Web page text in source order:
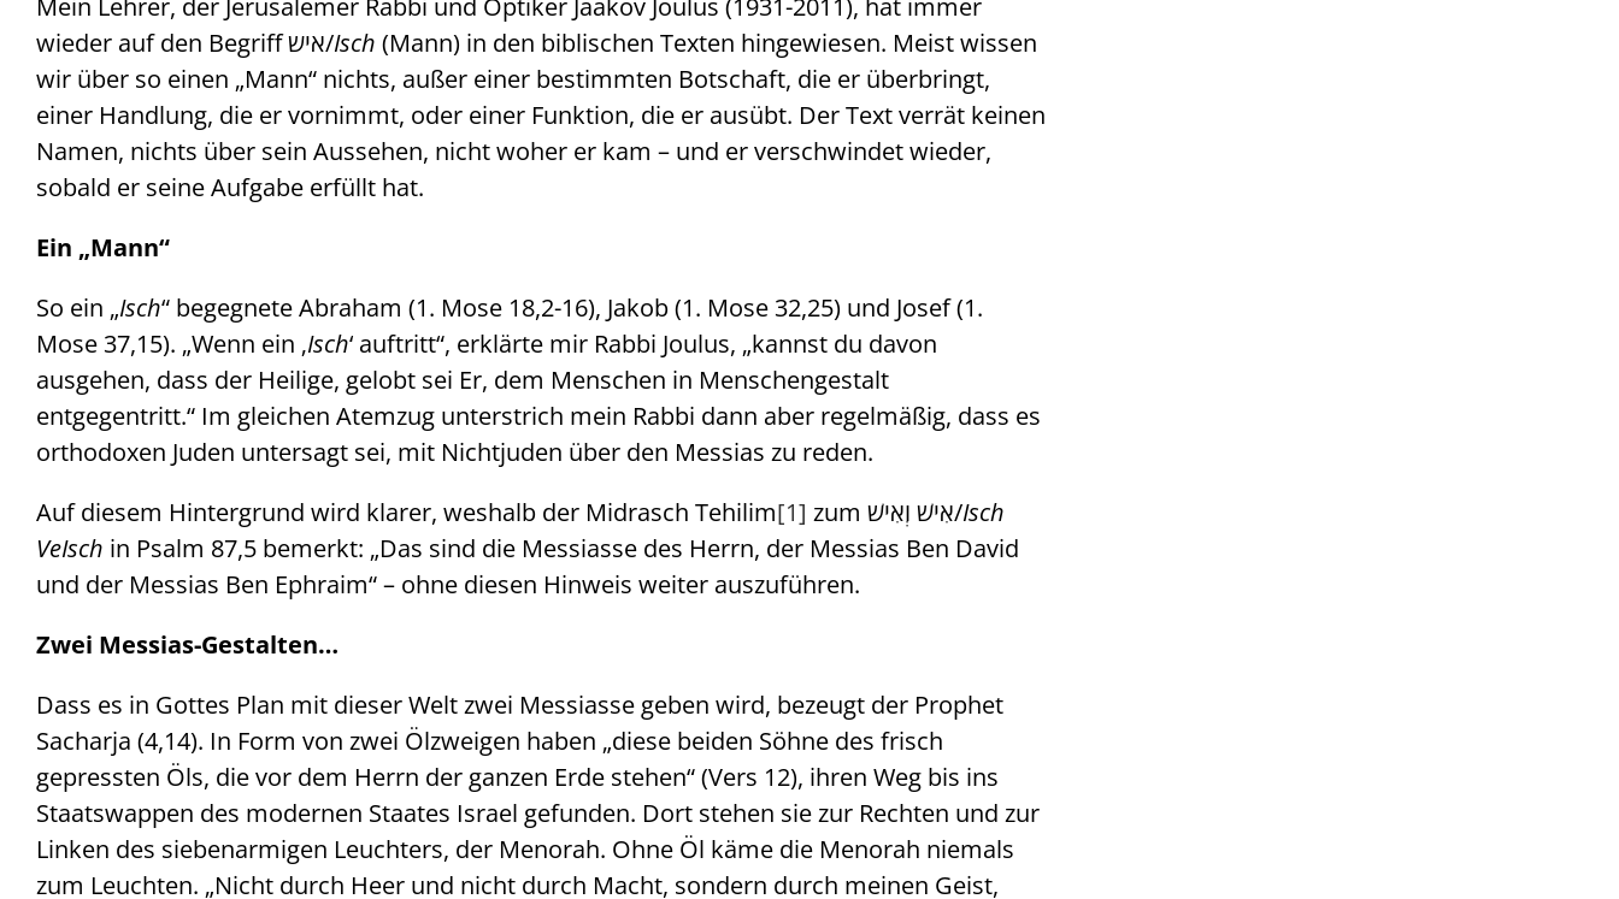
Mein Lehrer, der Jerusalemer Rabbi und Optiker Jaakov Joulus (1931-2011), hat immer
wieder auf den Begriff איש/Isch (Mann) in den biblischen Texten hingewiesen. Meist wissen
wir über so einen „Mann“ nichts, außer einer bestimmten Botschaft, die er überbringt,
einer Handlung, die er vornimmt, oder einer Funktion, die er ausübt. Der Text verrät keinen
Namen, nichts über sein Aussehen, nicht woher er kam – und er verschwindet wieder,
sobald er seine Aufgabe erfüllt hat.
Ein „Mann“
So ein „Isch“ begegnete Abraham (1. Mose 18,2-16), Jakob (1. Mose 32,25) und Josef (1.
Mose 37,15). „Wenn ein ‚Isch‘ auftritt“, erklärte mir Rabbi Joulus, „kannst du davon
ausgehen, dass der Heilige, gelobt sei Er, dem Menschen in Menschengestalt
entgegentritt.“ Im gleichen Atemzug unterstrich mein Rabbi dann aber regelmäßig, dass es
orthodoxen Juden untersagt sei, mit Nichtjuden über den Messias zu reden.
Auf diesem Hintergrund wird klarer, weshalb der Midrasch Tehilim[1] zum אִישׁ וְאִישׁ/Isch
VeIsch in Psalm 87,5 bemerkt: „Das sind die Messiasse des Herrn, der Messias Ben David
und der Messias Ben Ephraim“ – ohne diesen Hinweis weiter auszuführen.
Zwei Messias-Gestalten…
Dass es in Gottes Plan mit dieser Welt zwei Messiasse geben wird, bezeugt der Prophet
Sacharja (4,14). In Form von zwei Ölzweigen haben „diese beiden Söhne des frisch
gepressten Öls, die vor dem Herrn der ganzen Erde stehen“ (Vers 12), ihren Weg bis ins
Staatswappen des modernen Staates Israel gefunden. Dort stehen sie zur Rechten und zur
Linken des siebenarmigen Leuchters, der Menorah. Ohne Öl käme die Menorah niemals
zum Leuchten. „Nicht durch Heer und nicht durch Macht, sondern durch meinen Geist,